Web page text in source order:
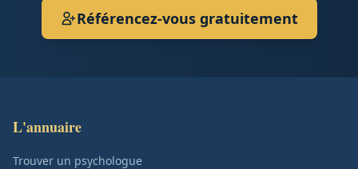
Référencez-vous gratuitement
L'annuaire
Trouver un psychologue